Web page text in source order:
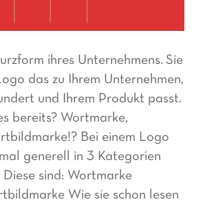
ihres Unternehmens. Sie
das zu Ihrem Unternehmen,
und Ihrem Produkt passt.
bereits? Wortmarke,
Bei einem Logo
generell in 3 Kategorien
Diese sind: Wortmarke
Wie sie schon lesen